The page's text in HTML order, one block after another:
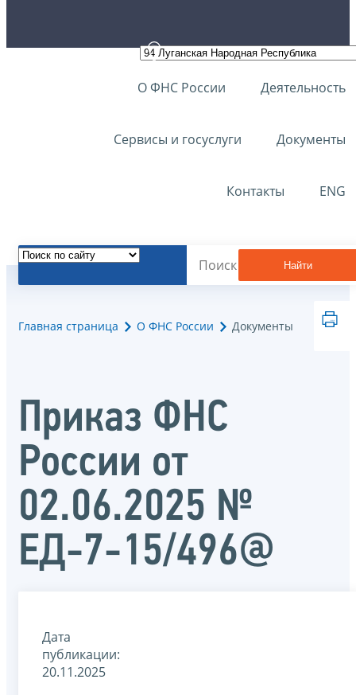
О ФНС России Деятельность
Сервисы и госуслуги Документы
Контакты ENG
Найти
Главная страница О ФНС России Документы
Приказ ФНС
России от
02.06.2025 №
ЕД-7-15/496@
Дата
публикации:
20.11.2025